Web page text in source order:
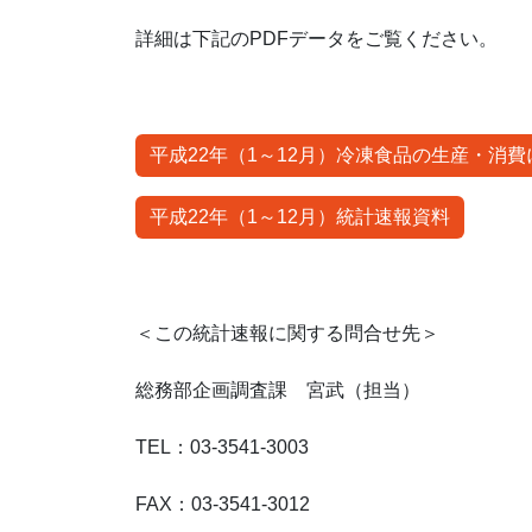
詳細は下記のPDFデータをご覧ください。
平成22年（1～12月）冷凍食品の生産・消費
平成22年（1～12月）統計速報資料
＜この統計速報に関する問合せ先＞
総務部企画調査課 宮武（担当）
TEL：03-3541-3003
FAX：03-3541-3012